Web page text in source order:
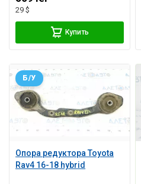
29 $
Купить
Опора редуктора Toyota
Rav4 16-18 hybrid
Б/У